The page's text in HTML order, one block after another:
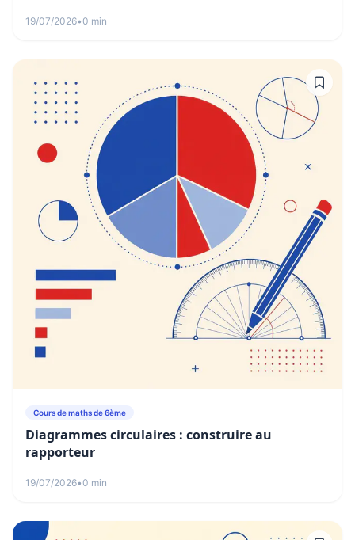
19/07/2026•0 min
Cours de maths de 6ème
Diagrammes circulaires : construire au
rapporteur
19/07/2026•0 min